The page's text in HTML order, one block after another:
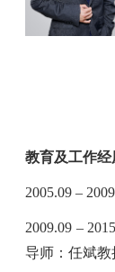
教育及工作经
2005.09 –
2009.09 –
导师：任斌教